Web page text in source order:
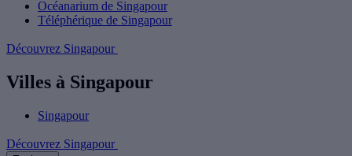
Océanarium de Singapour
Téléphérique de Singapour
Découvrez Singapour
Villes à Singapour
Singapour
Découvrez Singapour